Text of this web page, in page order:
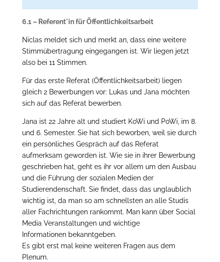
6.1 – Referent*in für Öffentlichkeitsarbeit
Niclas meldet sich und merkt an, dass eine weitere
Stimmübertragung eingegangen ist. Wir liegen jetzt
also bei 11 Stimmen.
Für das erste Referat (Öffentlichkeitsarbeit) liegen
gleich 2 Bewerbungen vor: Lukas und Jana möchten
sich auf das Referat bewerben.
Jana ist 22 Jahre alt und studiert KoWi und PoWi, im 8.
und 6. Semester. Sie hat sich beworben, weil sie durch
ein persönliches Gespräch auf das Referat
aufmerksam geworden ist. Wie sie in ihrer Bewerbung
geschrieben hat, geht es ihr vor allem um den Ausbau
und die Führung der sozialen Medien der
Studierendenschaft. Sie findet, dass das unglaublich
wichtig ist, da man so am schnellsten an alle Studis
aller Fachrichtungen rankommt. Man kann über Social
Media Veranstaltungen und wichtige
Informationen bekanntgeben.
Es gibt erst mal keine weiteren Fragen aus dem
Plenum.